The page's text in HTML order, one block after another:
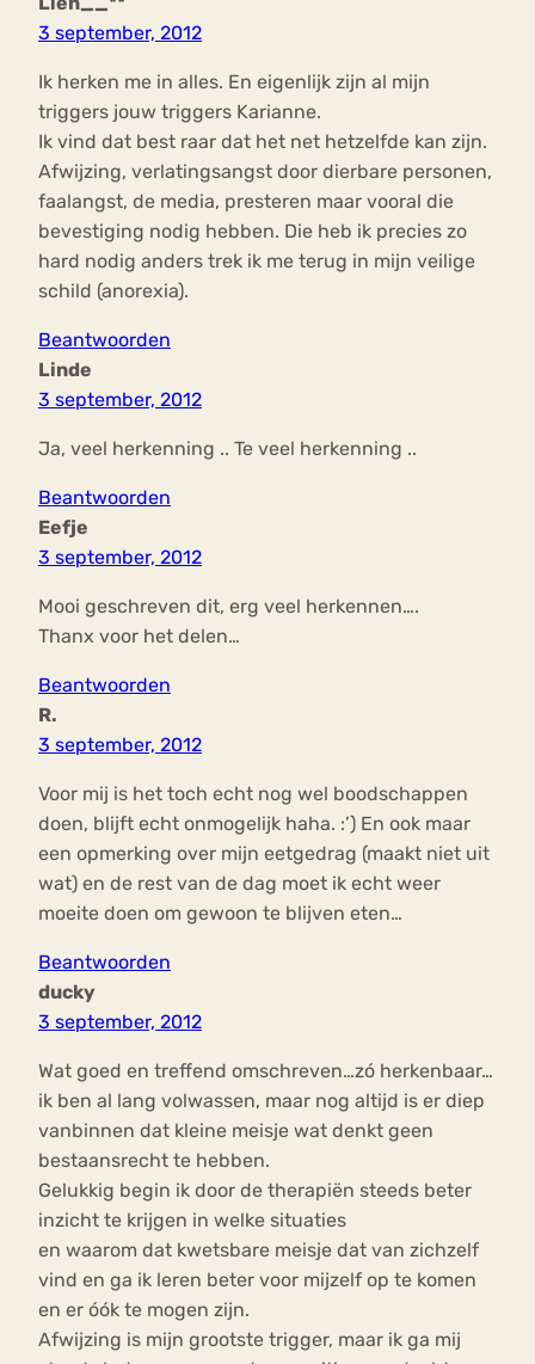
3 september, 2012
Ik herken me in alles. En eigenlijk zijn al mijn
triggers jouw triggers Karianne.
Ik vind dat best raar dat het net hetzelfde kan zijn.
Afwijzing, verlatingsangst door dierbare personen,
faalangst, de media, presteren maar vooral die
bevestiging nodig hebben. Die heb ik precies zo
hard nodig anders trek ik me terug in mijn veilige
schild (anorexia).
Beantwoorden
Linde
3 september, 2012
Ja, veel herkenning .. Te veel herkenning ..
Beantwoorden
Eefje
3 september, 2012
Mooi geschreven dit, erg veel herkennen….
Thanx voor het delen…
Beantwoorden
R.
3 september, 2012
Voor mij is het toch echt nog wel boodschappen
doen, blijft echt onmogelijk haha. :’) En ook maar
een opmerking over mijn eetgedrag (maakt niet uit
wat) en de rest van de dag moet ik echt weer
moeite doen om gewoon te blijven eten…
Beantwoorden
ducky
3 september, 2012
Wat goed en treffend omschreven…zó herkenbaar…
ik ben al lang volwassen, maar nog altijd is er diep
vanbinnen dat kleine meisje wat denkt geen
bestaansrecht te hebben.
Gelukkig begin ik door de therapiën steeds beter
inzicht te krijgen in welke situaties
en waarom dat kwetsbare meisje dat van zichzelf
vind en ga ik leren beter voor mijzelf op te komen
en er óók te mogen zijn.
Afwijzing is mijn grootste trigger, maar ik ga mij